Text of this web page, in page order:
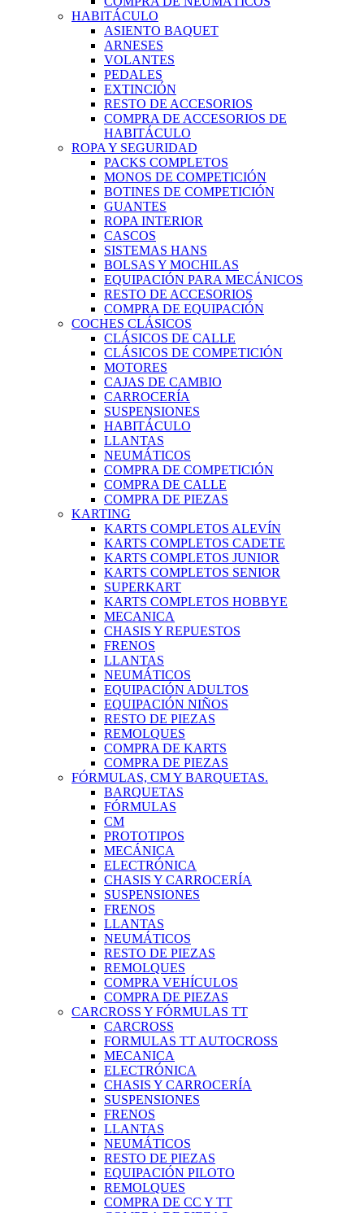
HABITÁCULO
ASIENTO BAQUET
ARNESES
VOLANTES
PEDALES
EXTINCIÓN
RESTO DE ACCESORIOS
COMPRA DE ACCESORIOS DE
HABITÁCULO
ROPA Y SEGURIDAD
PACKS COMPLETOS
MONOS DE COMPETICIÓN
BOTINES DE COMPETICIÓN
GUANTES
ROPA INTERIOR
CASCOS
SISTEMAS HANS
BOLSAS Y MOCHILAS
EQUIPACIÓN PARA MECÁNICOS
RESTO DE ACCESORIOS
COMPRA DE EQUIPACIÓN
COCHES CLÁSICOS
CLÁSICOS DE CALLE
CLÁSICOS DE COMPETICIÓN
MOTORES
CAJAS DE CAMBIO
CARROCERÍA
SUSPENSIONES
HABITÁCULO
LLANTAS
NEUMÁTICOS
COMPRA DE COMPETICIÓN
COMPRA DE CALLE
COMPRA DE PIEZAS
KARTING
KARTS COMPLETOS ALEVÍN
KARTS COMPLETOS CADETE
KARTS COMPLETOS JUNIOR
KARTS COMPLETOS SENIOR
SUPERKART
KARTS COMPLETOS HOBBYE
MECANICA
CHASIS Y REPUESTOS
FRENOS
LLANTAS
NEUMÁTICOS
EQUIPACIÓN ADULTOS
EQUIPACIÓN NIÑOS
RESTO DE PIEZAS
REMOLQUES
COMPRA DE KARTS
COMPRA DE PIEZAS
FÓRMULAS, CM Y BARQUETAS.
BARQUETAS
FÓRMULAS
CM
PROTOTIPOS
MECÁNICA
ELECTRÓNICA
CHASIS Y CARROCERÍA
SUSPENSIONES
FRENOS
LLANTAS
NEUMÁTICOS
RESTO DE PIEZAS
REMOLQUES
COMPRA VEHÍCULOS
COMPRA DE PIEZAS
CARCROSS Y FÓRMULAS TT
CARCROSS
FORMULAS TT AUTOCROSS
MECANICA
ELECTRÓNICA
CHASIS Y CARROCERÍA
SUSPENSIONES
FRENOS
LLANTAS
NEUMÁTICOS
RESTO DE PIEZAS
EQUIPACIÓN PILOTO
REMOLQUES
COMPRA DE CC Y TT